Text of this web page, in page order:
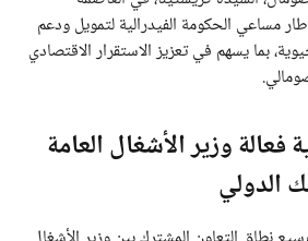
مساعي الحكومة الفيدرالية لتمويل ودعم
بما يسهم في تعزيز الاستقرار الاقتصادي
وزير الأشغال العامة
الدولي